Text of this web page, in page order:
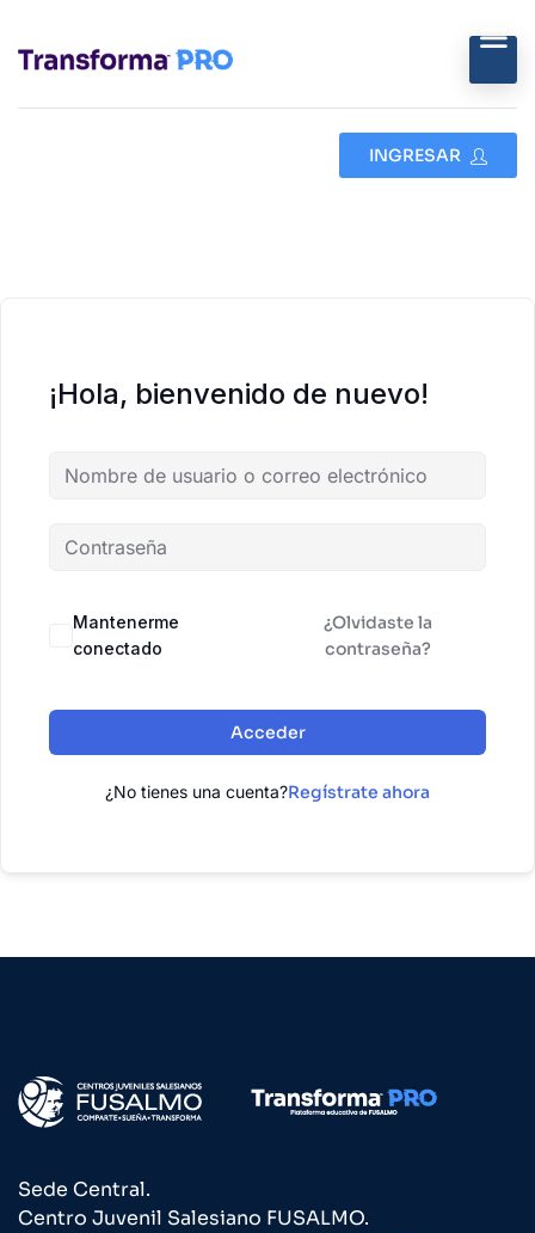
INGRESAR
¡Hola, bienvenido de nuevo!
Mantenerme
conectado
¿Olvidaste la
contraseña?
Acceder
¿No tienes una cuenta?Regístrate ahora
Sede Central.
Centro Juvenil Salesiano FUSALMO.